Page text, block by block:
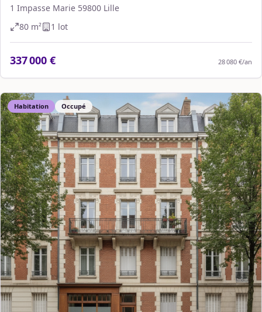
1 Impasse Marie 59800 Lille
80 m² 1 lot
337 000 € 28 080 €/an
Habitation Occupé